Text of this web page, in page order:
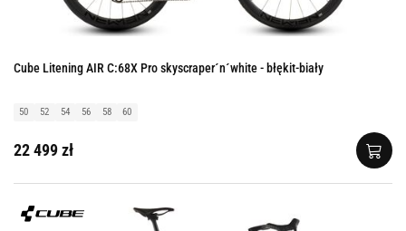
Cube Litening AIR C:68X Pro skyscraper´n´white - błękit-biały
50 52 54 56 58 60
22 499 zł